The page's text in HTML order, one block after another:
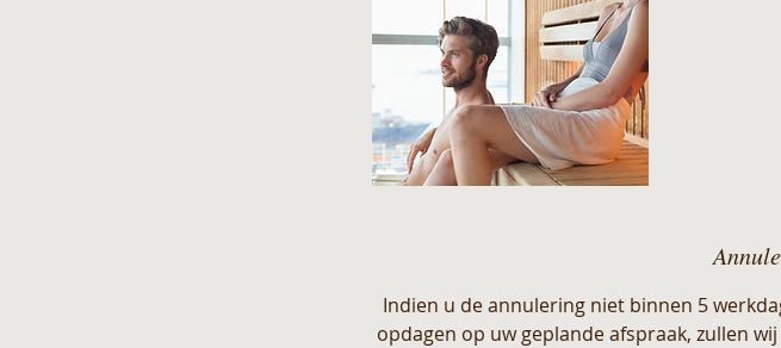
Indien u de annulering niet binnen 5
opdagen op uw geplande afspraak, zullen